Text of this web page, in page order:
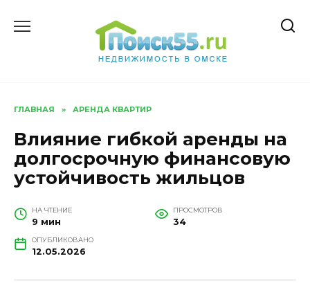
ГЛАВНАЯ » АРЕНДА КВАРТИР
Влияние гибкой аренды на
долгосрочную финансовую
устойчивость жильцов
НА ЧТЕНИЕ
9 мин
ПРОСМОТРОВ
34
ОПУБЛИКОВАНО
12.05.2026